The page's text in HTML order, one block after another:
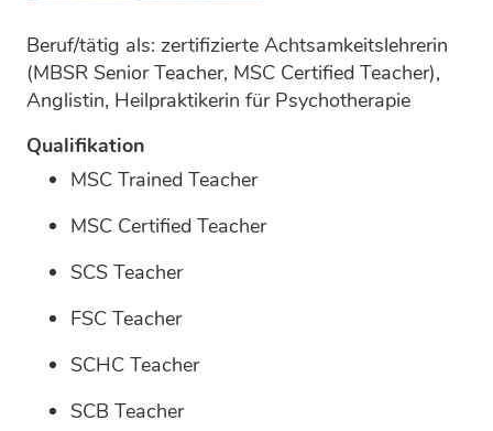
Beruf/tätig als: zertifizierte Achtsamkeitslehrerin
(MBSR Senior Teacher, MSC Certified Teacher),
Anglistin, Heilpraktikerin für Psychotherapie
Qualifikation
MSC Trained Teacher
MSC Certified Teacher
SCS Teacher
FSC Teacher
SCHC Teacher
SCB Teacher